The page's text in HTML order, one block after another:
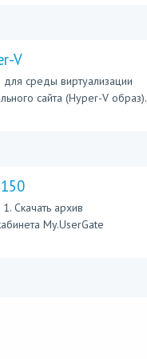
V
среды виртуализации
сайта (Hyper-V образ).
Скачать архив
My.UserGate